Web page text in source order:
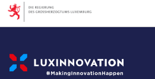
Cookies management panel